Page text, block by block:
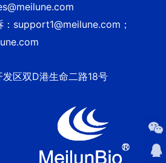
：support1@meilune.com；
区双D港生命二路18号